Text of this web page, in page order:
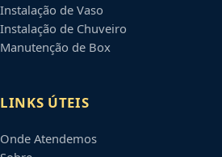
Instalação de Vaso
Instalação de Chuveiro
Manutenção de Box
LINKS ÚTEIS
Onde Atendemos